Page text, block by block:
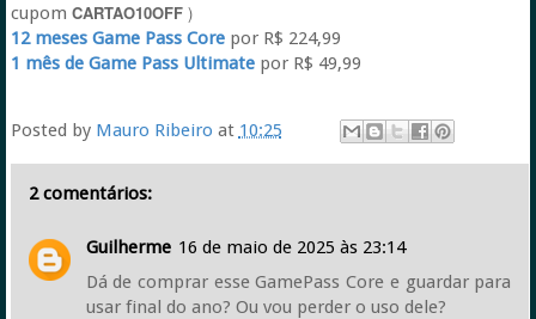
cupom CARTAO10OFF )
12 meses Game Pass Corepor R$ 224,99
1 mês de Game Pass Ultimatepor R$ 49,99
Posted by Mauro Ribeiro at 10:25
2 comentários:
Guilherme 16 de maio de 2025 às 23:14
Dá de comprar esse GamePass Core e guardar para
usar final do ano? Ou vou perder o uso dele?